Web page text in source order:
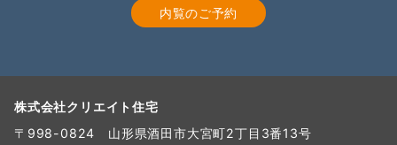
内覧のご予約
株式会社クリエイト住宅
〒998-0824 山形県酒田市大宮町2丁目3番13号